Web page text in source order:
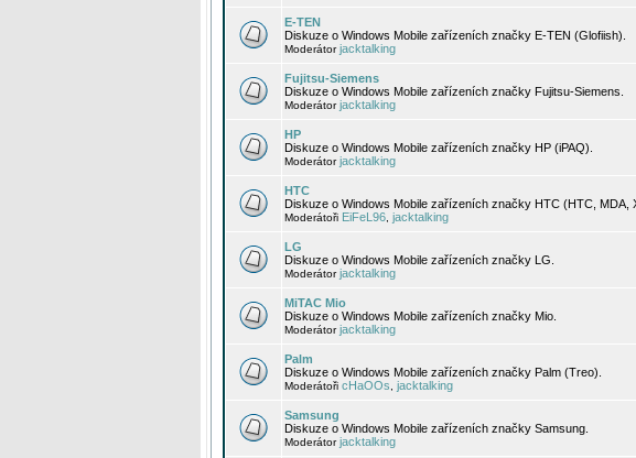
E-TEN
Diskuze o Windows Mobile zařízeních značky E-TEN (Glofiish).
Moderátorjacktalking
Fujitsu-Siemens
Diskuze o Windows Mobile zařízeních značky Fujitsu-Siemens.
Moderátorjacktalking
HP
Diskuze o Windows Mobile zařízeních značky HP (iPAQ).
Moderátorjacktalking
HTC
Diskuze o Windows Mobile zařízeních značky HTC (HTC, MDA,
Moderátoři EiFeL96 jacktalking
LG
Diskuze o Windows Mobile zařízeních značky LG.
Moderátorjacktalking
MiTAC Mio
Diskuze o Windows Mobile zařízeních značky Mio.
Moderátorjacktalking
Palm
Diskuze o Windows Mobile zařízeních značky Palm (Treo).
Moderátoři cHaOOs jacktalking
Samsung
Diskuze o Windows Mobile zařízeních značky Samsung.
Moderátorjacktalking